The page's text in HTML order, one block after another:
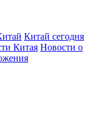
Китай сегодня
Китая Новости о